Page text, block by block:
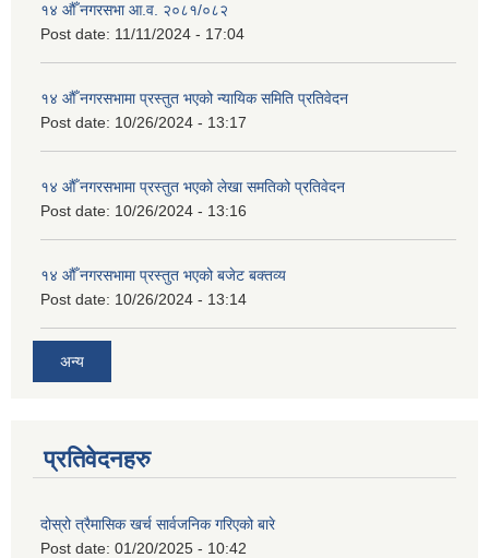
१४ औँ नगरसभा आ.व. २०८१/०८२
Post date: 11/11/2024 - 17:04
१४ औँ नगरसभामा प्रस्तुत भएको न्यायिक समिति प्रतिवेदन
Post date: 10/26/2024 - 13:17
१४ औँ नगरसभामा प्रस्तुत भएको लेखा समतिको प्रतिवेदन
Post date: 10/26/2024 - 13:16
१४ औँ नगरसभामा प्रस्तुत भएको बजेट बक्तव्य
Post date: 10/26/2024 - 13:14
अन्य
प्रतिवेदनहरु
दोस्रो त्रैमासिक खर्च सार्वजनिक गरिएको बारे
Post date: 01/20/2025 - 10:42